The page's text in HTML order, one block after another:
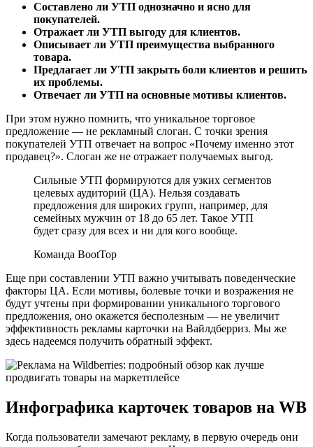
Составлено ли УТП однозначно и ясно для
покупателей.
Отражает ли УТП выгоду для клиентов.
Описывает ли УТП преимущества выбранного
товара.
Предлагает ли УТП закрыть боли клиентов и решить
их проблемы.
Отвечает ли УТП на основные мотивы клиентов.
При этом нужно помнить, что уникальное торговое
предложение — не рекламный слоган. С точки зрения
покупателей УТП отвечает на вопрос «Почему именно этот
продавец?». Слоган же не отражает получаемых выгод.
Сильные УТП формируются для узких сегментов
целевых аудиторий (ЦА). Нельзя создавать
предложения для широких групп, например, для
семейных мужчин от 18 до 65 лет. Такое УТП
будет сразу для всех и ни для кого вообще.
Команда BootTop
Еще при составлении УТП важно учитывать поведенческие
факторы ЦА. Если мотивы, болевые точки и возражения не
будут учтены при формировании уникального торгового
предложения, оно окажется бесполезным — не увеличит
эффективность рекламы карточки на Вайлдберриз. Мы же
здесь надеемся получить обратный эффект.
Инфографика карточек товаров на WB
Когда пользователи замечают рекламу, в первую очередь они